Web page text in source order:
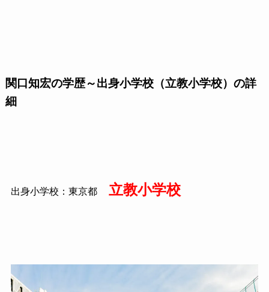
関口知宏の学歴～出身小学校（立教小学校）の詳
細
出身小学校：東京都 立教小学校